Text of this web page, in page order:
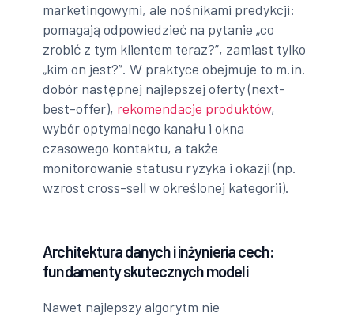
marketingowymi, ale nośnikami predykcji:
pomagają odpowiedzieć na pytanie „co
zrobić z tym klientem teraz?”, zamiast tylko
„kim on jest?”. W praktyce obejmuje to m.in.
dobór następnej najlepszej oferty (next-
best-offer), rekomendacje produktów,
wybór optymalnego kanału i okna
czasowego kontaktu, a także
monitorowanie statusu ryzyka i okazji (np.
wzrost cross-sell w określonej kategorii).
Architektura danych i inżynieria cech:
fundamenty skutecznych modeli
Nawet najlepszy algorytm nie